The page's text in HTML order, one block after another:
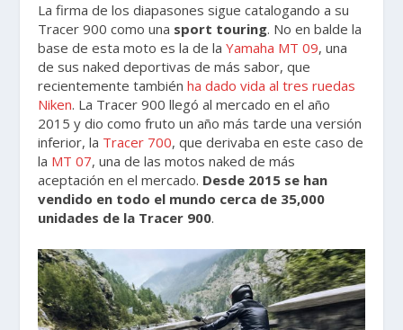
La firma de los diapasones sigue catalogando a su
Tracer 900 como una sport touring. No en balde la
base de esta moto es la de laYamaha MT 09, una
de sus naked deportivas de más sabor, que
recientemente tambiénha dado vida al tres ruedas
Niken. La Tracer 900 llegó al mercado en el año
2015 y dio como fruto un año más tarde una versión
inferior, la Tracer 700, que derivaba en este caso de
la MT 07, una de las motos naked de más
aceptación en el mercado. Desde 2015 se han
vendido en todo el mundo cerca de 35,000
unidades de la Tracer 900.